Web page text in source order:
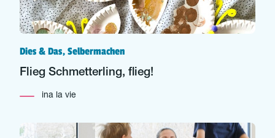
Dies & Das, Selbermachen
Flieg Schmetterling, flieg!
ina la vie